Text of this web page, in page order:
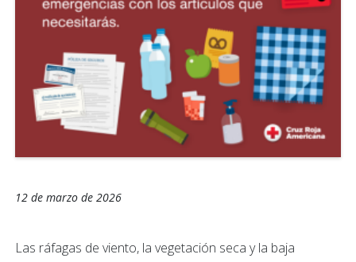
12 de marzo de 2026
Las ráfagas de viento, la vegetación seca y la baja